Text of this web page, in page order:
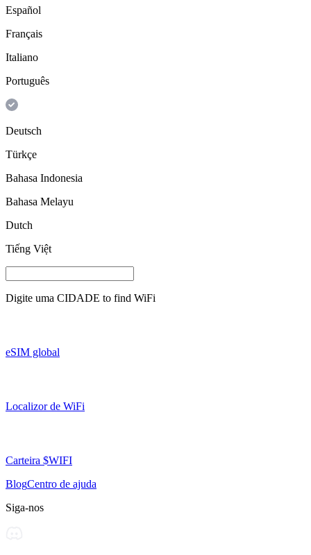
Español
Français
Italiano
Português
Deutsch
Türkçe
Bahasa Indonesia
Bahasa Melayu
Dutch
Tiếng Việt
Digite uma CIDADE to find WiFi
eSIM global
Localizor de WiFi
Carteira $WIFI
BlogCentro de ajuda
Siga-nos